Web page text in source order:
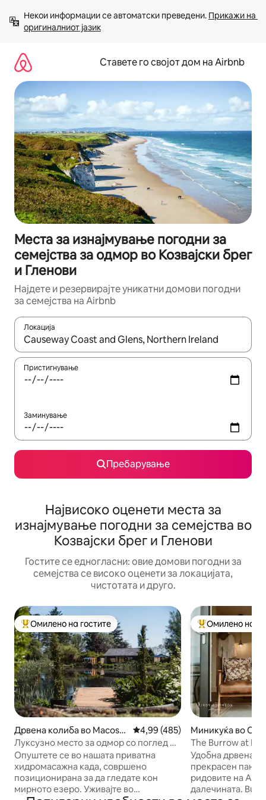
содржина
Некои информации се автоматски преведени. Прикажи на
оригиналниот јазик
Ставете го својот дом на Airbnb
Места за изнајмување погодни за
семејства за одмор во Козвајски брег
и Гленови
Најдете и резервирајте уникатни домови погодни
за семејства на Airbnb
Локација
Кога резултатите се достапни, движете се со копчињата
Пристигнување
Заминување
Пребарување
Највисоко оценети места за
изнајмување погодни за семејства во
Козвајски брег и Гленови
Гостите се едногласни: овие домови погодни за
семејства се високо оценети за локацијата,
чистотата и друго.
Меѓу најуспешните „Омилени на гостите“
Омилено на гостите
Дрвена колиба во Macosq
uin
Просечна оцена: 4,99 од 5,
4,99 (485)
Луксузно место за одмор со поглед на
езеро со хидромасажна када/маса за
базен
Опуштете се во нашата приватна
хидромасажна када, совршено
позиционирана за да гледате кон
мирното езеро. Уживајте во
Меѓу
Омилено на
Миникуќа во
ast and Glens
The Burrow at
Удобна дрвена
прекрасен
ридовите на
далечината.